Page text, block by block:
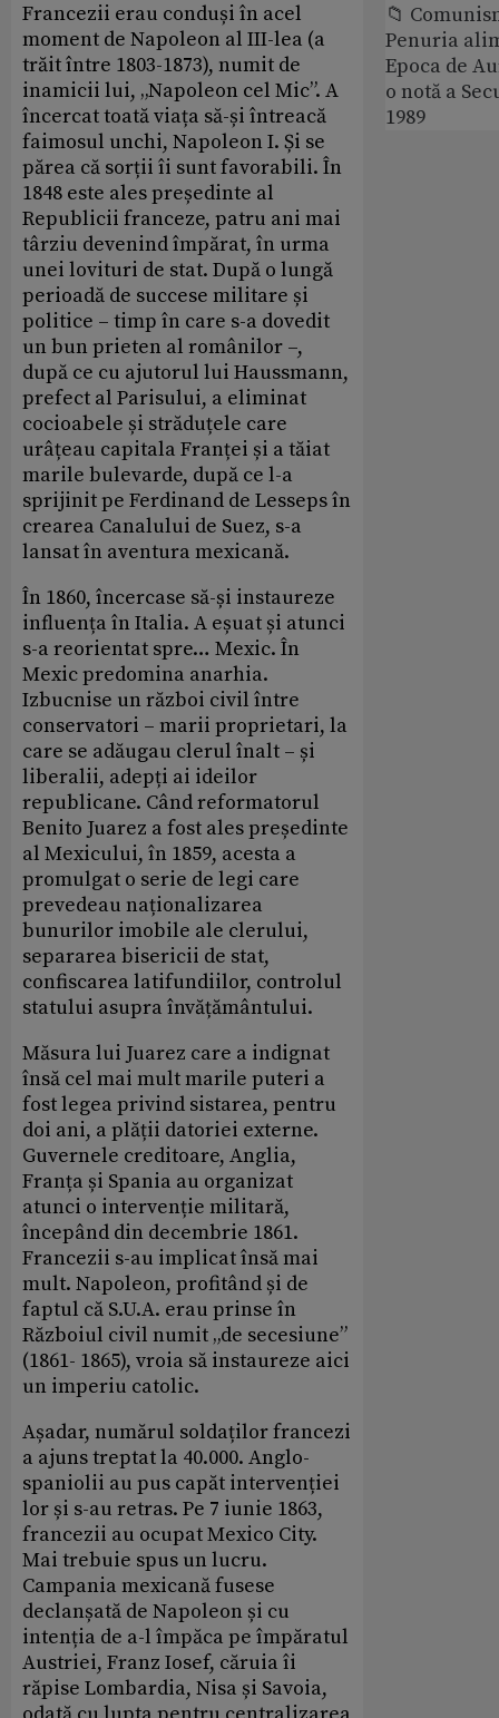
Francezii erau conduși în acel
moment de Napoleon al III-lea (a
trăit între 1803-1873), numit de
inamicii lui, „Napoleon cel Mic”. A
încercat toată viața să-și întreacă
faimosul unchi, Napoleon I. Și se
părea că sorții îi sunt favorabili. În
1848 este ales președinte al
Republicii franceze, patru ani mai
târziu devenind împărat, în urma
unei lovituri de stat. După o lungă
perioadă de succese militare și
politice – timp în care s-a dovedit
un bun prieten al românilor –,
după ce cu ajutorul lui Haussmann,
prefect al Parisului, a eliminat
cocioabele și străduțele care
urâțeau capitala Franței și a tăiat
marile bulevarde, după ce l-a
sprijinit pe Ferdinand de Lesseps în
crearea Canalului de Suez, s-a
lansat în aventura mexicană.
În 1860, încercase să-și instaureze
influența în Italia. A eșuat și atunci
s-a reorientat spre… Mexic. În
Mexic predomina anarhia.
Izbucnise un război civil între
conservatori – marii proprietari, la
care se adăugau clerul înalt – și
liberalii, adepți ai ideilor
republicane. Când reformatorul
Benito Juarez a fost ales președinte
al Mexicului, în 1859, acesta a
promulgat o serie de legi care
prevedeau naționalizarea
bunurilor imobile ale clerului,
separarea bisericii de stat,
confiscarea latifundiilor, controlul
statului asupra învățământului.
Măsura lui Juarez care a indignat
însă cel mai mult marile puteri a
fost legea privind sistarea, pentru
doi ani, a plății datoriei externe.
Guvernele creditoare, Anglia,
Franța și Spania au organizat
atunci o intervenție militară,
începând din decembrie 1861.
Francezii s-au implicat însă mai
mult. Napoleon, profitând și de
faptul că S.U.A. erau prinse în
Războiul civil numit „de secesiune”
(1861- 1865), vroia să instaureze aici
un imperiu catolic.
Așadar, numărul soldaților francezi
a ajuns treptat la 40.000. Anglo-
spaniolii au pus capăt intervenției
lor și s-au retras. Pe 7 iunie 1863,
francezii au ocupat Mexico City.
Mai trebuie spus un lucru.
Campania mexicană fusese
declanșată de Napoleon și cu
intenția de a-l împăca pe împăratul
Austriei, Franz Iosef, căruia îi
răpise Lombardia, Nisa și Savoia,
📁
Penuria
Epoca de
o notă a
1989